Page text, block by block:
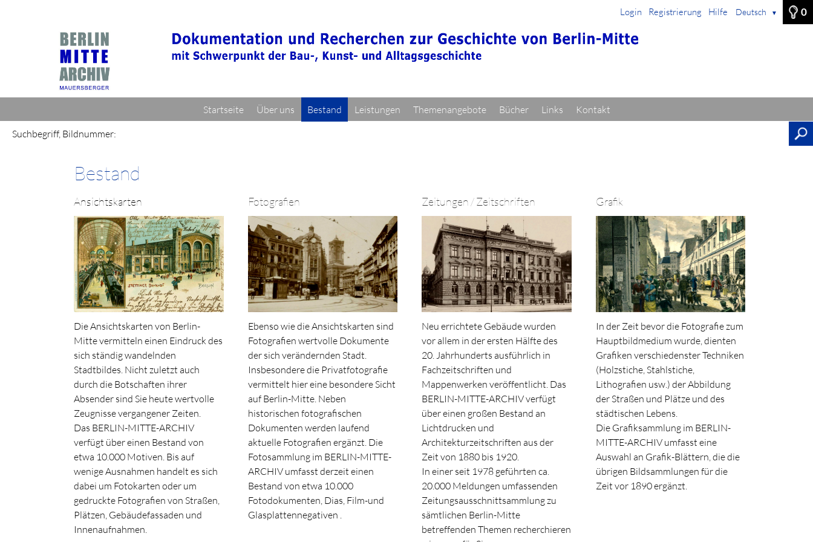
0
Deutsch ▼
Login Registrierung Hilfe
Startseite Über uns Bestand Leistungen Themenangebote Bücher Links
Kontakt
Suchbegriff, Bildnummer:
Bestand
Ansichtskarten
Die Ansichtskarten von Berlin-
Mitte vermitteln einen Eindruck des
sich ständig wandelnden
Stadtbildes. Nicht zuletzt auch
durch die Botschaften ihrer
Absender sind Sie heute wertvolle
Zeugnisse vergangener Zeiten.
Das BERLIN-MITTE-ARCHIV
verfügt über einen Bestand von
etwa 10.000 Motiven. Bis auf
wenige Ausnahmen handelt es sich
dabei um Fotokarten oder um
gedruckte Fotografien von Straßen,
Plätzen, Gebäudefassaden und
Innenaufnahmen.
Fotografien
Ebenso wie die Ansichtskarten sind
Fotografien wertvolle Dokumente
der sich verändernden Stadt.
Insbesondere die Privatfotografie
vermittelt hier eine besondere Sicht
auf Berlin-Mitte. Neben
historischen fotografischen
Dokumenten werden laufend
aktuelle Fotografien ergänzt. Die
Fotosammlung im BERLIN-MITTE-
ARCHIV umfasst derzeit einen
Bestand von etwa 10.000
Fotodokumenten, Dias, Film-und
Glasplattennegativen .
Zeitungen / Zeitschriften
Neu errichtete Gebäude wurden
vor allem in der ersten Hälfte des
20. Jahrhunderts ausführlich in
Fachzeitschriften und
Mappenwerken veröffentlicht. Das
BERLIN-MITTE-ARCHIV verfügt
über einen großen Bestand an
Lichtdrucken und
Architekturzeitschriften aus der
Zeit von 1880 bis 1920.
In einer seit 1978 geführten ca.
20.000 Meldungen umfassenden
Zeitungsausschnittsammlung zu
sämtlichen Berlin-Mitte
betreffenden Themen recherchieren
Grafik
In der Zeit bevor die Fotografie zum
Hauptbildmedium wurde, dienten
Grafiken verschiedenster Techniken
(Holzstiche, Stahlstiche,
Lithografien usw.) der Abbildung
der Straßen und Plätze und des
städtischen Lebens.
Die Grafiksammlung im BERLIN-
MITTE-ARCHIV umfasst eine
Auswahl an Grafik-Blättern, die die
übrigen Bildsammlungen für die
Zeit vor 1890 ergänzt.